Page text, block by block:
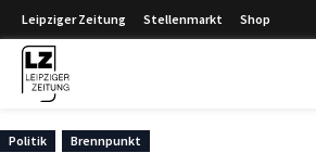
Leipziger Zeitung Stellenmarkt Shop
Politik Brennpunkt